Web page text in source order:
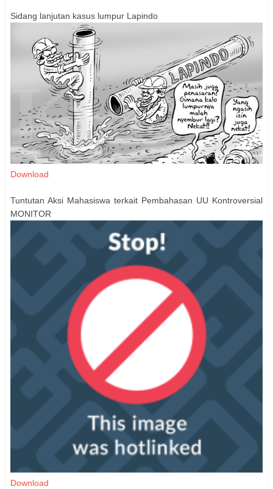
Sidang lanjutan kasus lumpur Lapindo
Download
Tuntutan Aksi Mahasiswa terkait Pembahasan UU Kontroversial
MONITOR
Download